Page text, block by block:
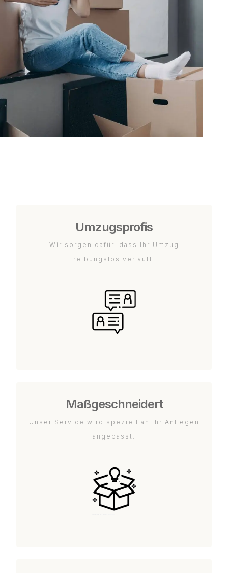
Umzugsprofis
Wir sorgen dafür, dass Ihr Umzug
reibungslos verläuft.
Maßgeschneidert
Unser Service wird speziell an Ihr Anliegen
angepasst.